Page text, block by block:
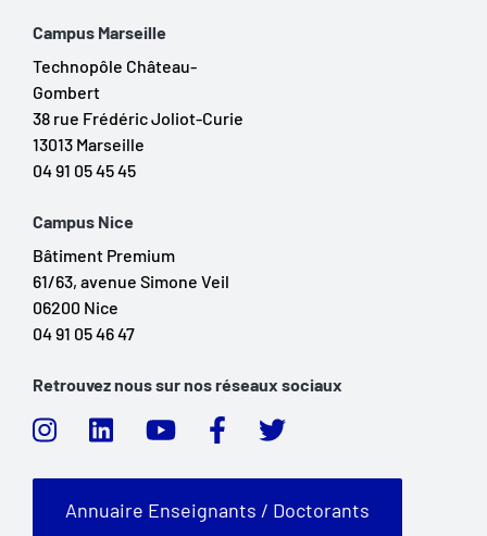
Campus Marseille
Technopôle Château-
Gombert
38 rue Frédéric Joliot-Curie
13013 Marseille
04 91 05 45 45
Campus Nice
Bâtiment Premium
61/63, avenue Simone Veil
06200 Nice
04 91 05 46 47
Retrouvez nous sur nos réseaux sociaux
Annuaire Enseignants / Doctorants